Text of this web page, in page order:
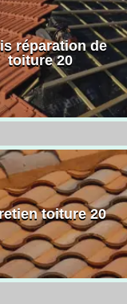
réparation de
toiture 20
toiture 20